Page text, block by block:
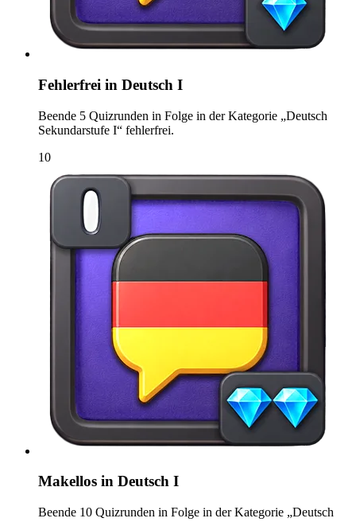
Fehlerfrei in Deutsch I
Beende 5 Quizrunden in Folge in der Kategorie „Deutsch
Sekundarstufe I“ fehlerfrei.
10
Makellos in Deutsch I
Beende 10 Quizrunden in Folge in der Kategorie „Deutsch